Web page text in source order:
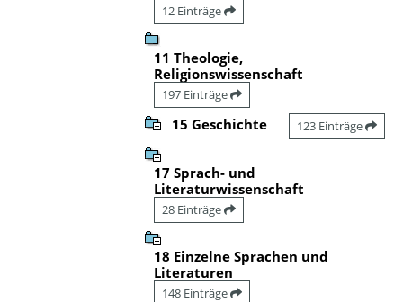
12 Einträge
11 Theologie,
Religionswissenschaft
197 Einträge
15 Geschichte 123 Einträge
17 Sprach- und
Literaturwissenschaft
28 Einträge
18 Einzelne Sprachen und
Literaturen
148 Einträge